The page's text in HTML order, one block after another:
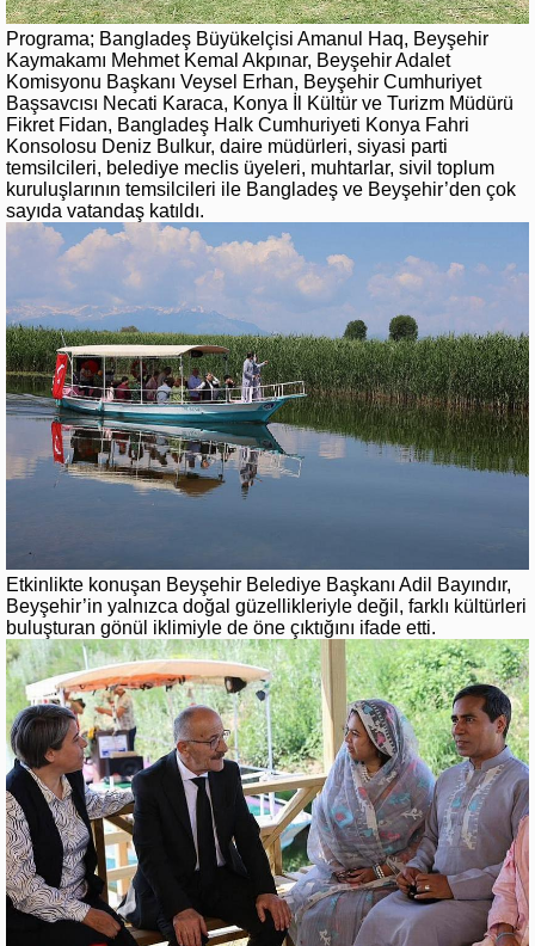
Programa; Bangladeş Büyükelçisi Amanul Haq, Beyşehir
Kaymakamı Mehmet Kemal Akpınar, Beyşehir Adalet
Komisyonu Başkanı Veysel Erhan, Beyşehir Cumhuriyet
Başsavcısı Necati Karaca, Konya İl Kültür ve Turizm Müdürü
Fikret Fidan, Bangladeş Halk Cumhuriyeti Konya Fahri
Konsolosu Deniz Bulkur, daire müdürleri, siyasi parti
temsilcileri, belediye meclis üyeleri, muhtarlar, sivil toplum
kuruluşlarının temsilcileri ile Bangladeş ve Beyşehir’den çok
sayıda vatandaş katıldı.
Etkinlikte konuşan Beyşehir Belediye Başkanı Adil Bayındır,
Beyşehir’in yalnızca doğal güzellikleriyle değil, farklı kültürleri
buluşturan gönül iklimiyle de öne çıktığını ifade etti.